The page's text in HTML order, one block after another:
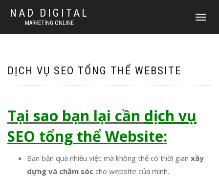
NAD DIGITAL
MARKETING ONLINE
T
G
A
N
DỊCH VỤ SEO TỔNG THỂ WEBSITE
Tại sao bạn lại cần dịch vụ
SEO tổng thể Website:
Bạn bận quá nhiều việc mà không thể có thời gian xây
dựng và chăm sóc cho website của mình.